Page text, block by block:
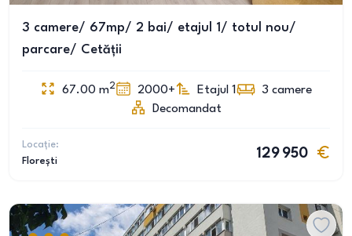
3 camere/ 67mp/ 2 bai/ etajul 1/ totul nou/
parcare/ Cetății
67.00 m2 2000+ Etajul 1 3 camere
Decomandat
Locație:
Florești
129 950